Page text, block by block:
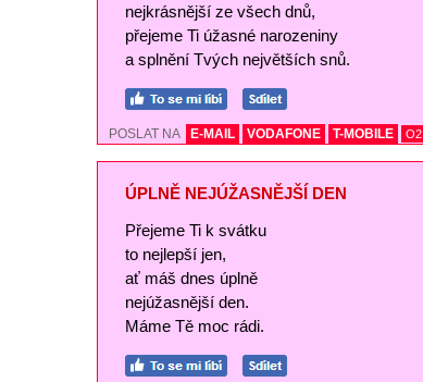
nejkrásnější ze všech dnů,
přejeme Ti úžasné narozeniny
a splnění Tvých největších snů.
POSLAT NA E-MAIL VODAFONE T-MOBILE O2
ÚPLNĚ NEJÚŽASNĚJŠÍ DEN
Přejeme Ti k svátku
to nejlepší jen,
ať máš dnes úplně
nejúžasnější den.
Máme Tě moc rádi.